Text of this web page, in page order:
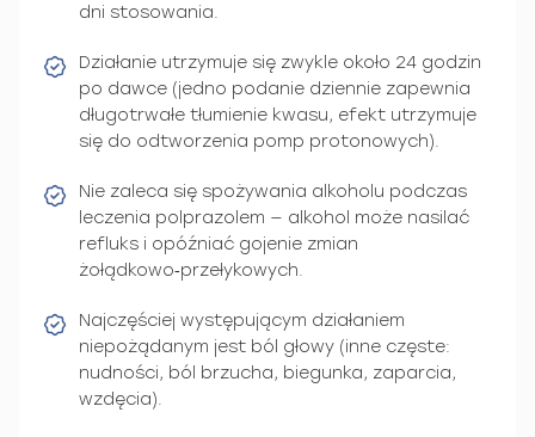
dni stosowania.
Działanie utrzymuje się zwykle około 24 godzin
po dawce (jedno podanie dziennie zapewnia
długotrwałe tłumienie kwasu, efekt utrzymuje
się do odtworzenia pomp protonowych).
Nie zaleca się spożywania alkoholu podczas
leczenia polprazolem — alkohol może nasilać
refluks i opóźniać gojenie zmian
żołądkowo‑przełykowych.
Najczęściej występującym działaniem
niepożądanym jest ból głowy (inne częste:
nudności, ból brzucha, biegunka, zaparcia,
wzdęcia).